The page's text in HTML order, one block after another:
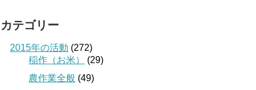
カテゴリー
2015年の活動 (272)
稲作（お米）
(29)
農作業全般 (49)